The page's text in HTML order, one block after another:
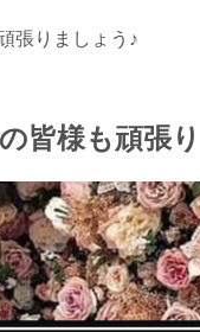
張りましょう♪
皆様も頑張